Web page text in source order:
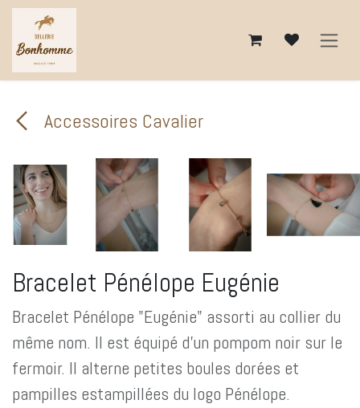
Se rendre au contenu
Accessoires Cavalier
Bracelet Pénélope Eugénie
Bracelet Pénélope "Eugénie" assorti au collier du
même nom. Il est équipé d'un pompom noir sur le
fermoir. Il alterne petites boules dorées et
pampilles estampillées du logo Pénélope.